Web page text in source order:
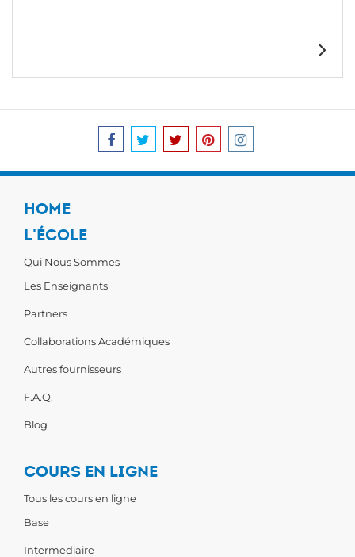
HOME
L'ÉCOLE
Qui Nous Sommes
Les Enseignants
Partners
Collaborations Académiques
Autres fournisseurs
F.A.Q.
Blog
COURS EN LIGNE
Tous les cours en ligne
Base
Intermediaire